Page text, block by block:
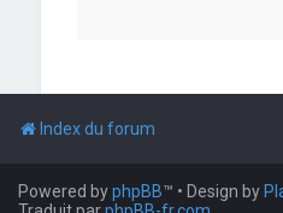
Index du forum
Powered byphpBB™ • Design by